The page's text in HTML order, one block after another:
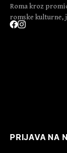
Roma kroz
romske kulturne,
PRIJAVA NA